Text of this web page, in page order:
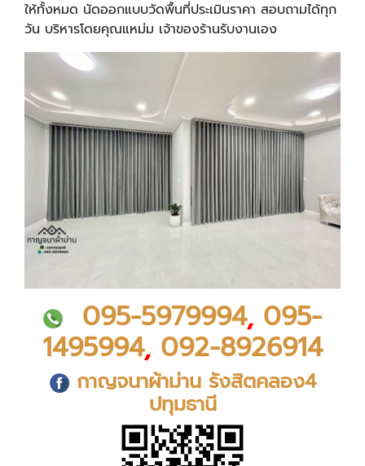
ให้ทั้งหมด นัดออกแบบวัดพื้นที่ประเมินราคา สอบถามได้ทุก
วัน บริหารโดยคุณแหม่ม เจ้าของร้านรับงานเอง
095-5979994, 095-
1495994, 092-8926914
กาญจนาผ้าม่าน รังสิตคลอง4
ปทุมธานี